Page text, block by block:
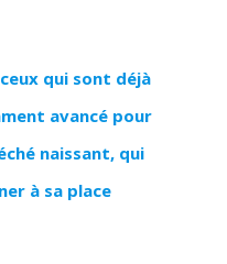
qui sont déjà
avancé pour
naissant, qui
à sa place